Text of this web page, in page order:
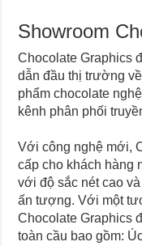
Showroom
Chocolate Graphics
dẫn đầu thị trường
phẩm chocolate
kênh phân phối
Với công nghệ mới,
cấp cho khách hàng
với độ sắc nét cao
ấn tượng. Với một
Chocolate Graphics
toàn cầu bao gồm: